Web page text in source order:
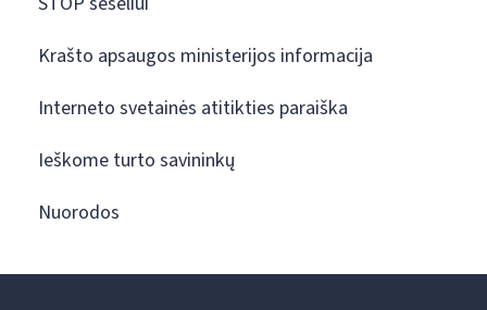
Krašto apsaugos ministerijos informacija
Interneto svetainės atitikties paraiška
Ieškome turto savininkų
Nuorodos